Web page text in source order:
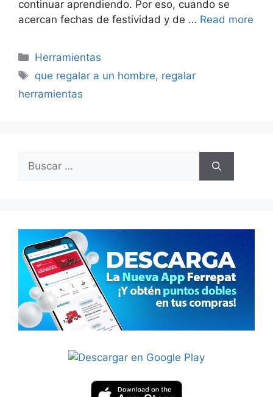
continuar aprendiendo. Por eso, cuando se
acercan fechas de festividad y de … Read more
Categorías
Herramientas
Etiquetas
que regalar a un hombre, regalar
herramientas
Buscar: